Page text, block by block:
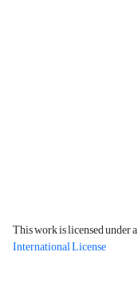
This work is licensed under a
International License